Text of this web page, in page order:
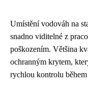
Umístění vodováh na
snadno viditelné z
poškozením. Většina
ochranným krytem,
rychlou kontrolu